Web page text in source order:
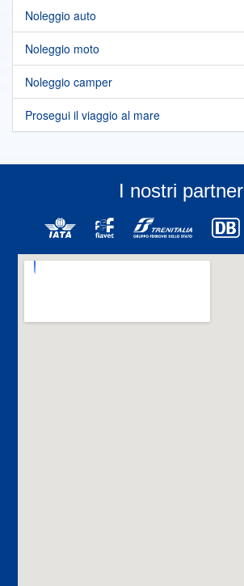
Noleggio auto
Noleggio moto
Noleggio camper
Prosegui il viaggio al mare
I nostri partner